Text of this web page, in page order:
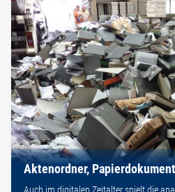
Aktenordner,